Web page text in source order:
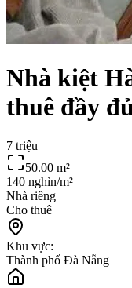
Nhà kiệt
thuê đầy
7 triệu
50.00 m²
140 nghìn/m²
Nhà riêng
Cho thuê
Khu vực:
Thành phố Đà Nẵng